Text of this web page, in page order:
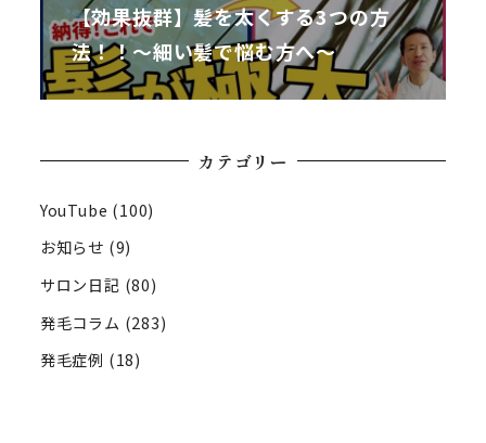
【効果抜群】髪を太くする3つの方
法！！～細い髪で悩む方へ～
カテゴリー
YouTube (100)
お知らせ (9)
サロン日記 (80)
発毛コラム (283)
発毛症例 (18)